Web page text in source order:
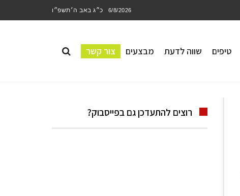
6/8/2026 כ״ג באב ה׳תשפ״ו
טיפים שווה לדעת מבצעים צור קשר
רוצים להתעדכן גם בפייסבוק?